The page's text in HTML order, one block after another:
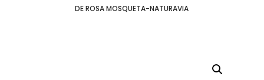
DE ROSA MOSQUETA-NATURAVIA